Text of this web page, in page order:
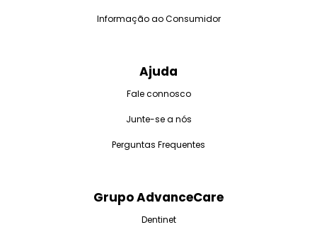
Informação ao Consumidor
Ajuda
Fale connosco
Junte-se a nós
Perguntas Frequentes
Grupo AdvanceCare
Dentinet